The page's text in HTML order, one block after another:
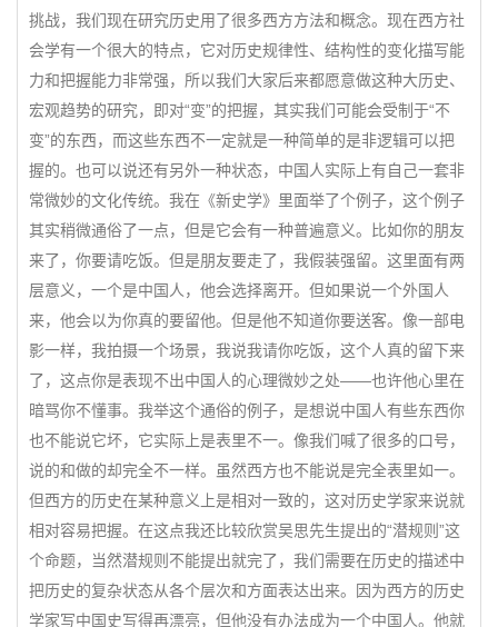
挑战，我们现在研究历史用了很多西方方法和概念。现在西方社
会学有一个很大的特点，它对历史规律性、结构性的变化描写能
力和把握能力非常强，所以我们大家后来都愿意做这种大历史、
宏观趋势的研究，即对“变”的把握，其实我们可能会受制于“不
变”的东西，而这些东西不一定就是一种简单的是非逻辑可以把
握的。也可以说还有另外一种状态，中国人实际上有自己一套非
常微妙的文化传统。我在《新史学》里面举了个例子，这个例子
其实稍微通俗了一点，但是它会有一种普遍意义。比如你的朋友
来了，你要请吃饭。但是朋友要走了，我假装强留。这里面有两
层意义，一个是中国人，他会选择离开。但如果说一个外国人
来，他会以为你真的要留他。但是他不知道你要送客。像一部电
影一样，我拍摄一个场景，我说我请你吃饭，这个人真的留下来
了，这点你是表现不出中国人的心理微妙之处——也许他心里在
暗骂你不懂事。我举这个通俗的例子，是想说中国人有些东西你
也不能说它坏，它实际上是表里不一。像我们喊了很多的口号，
说的和做的却完全不一样。虽然西方也不能说是完全表里如一。
但西方的历史在某种意义上是相对一致的，这对历史学家来说就
相对容易把握。在这点我还比较欣赏吴思先生提出的“潜规则”这
个命题，当然潜规则不能提出就完了，我们需要在历史的描述中
把历史的复杂状态从各个层次和方面表达出来。因为西方的历史
学家写中国史写得再漂亮，但他没有办法成为一个中国人。他就